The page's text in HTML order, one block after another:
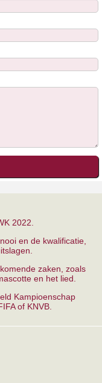
2022.
en de kwalificatie,
zaken, zoals
en het lied.
Kampioenschap
of KNVB.